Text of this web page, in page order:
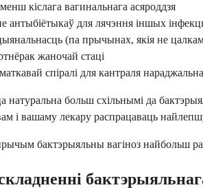
кіслага вагинальнага асяроддзя
антыбіётыкаў для лячэння іншых
(па прычынах, якія не
жаночай стаці
спіралі для кантраля
больш схільнымі да
і вашаму лекару распрацаваць
бактэрыяльны вагіноз найбольш